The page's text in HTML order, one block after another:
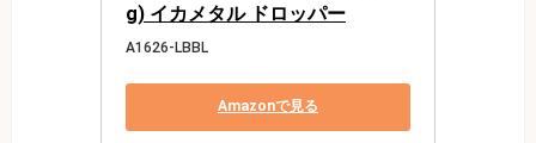
g) イカメタル ドロッパー
A1626-LBBL
Amazonで見る